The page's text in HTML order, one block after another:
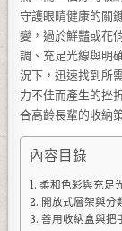
守護眼睛健康的關
變，過於鮮豔或花
調、充足光線與明
況下，迅速找到所
力不佳而產生的挫
合高齡長輩的收納
內容目錄
柔和色彩與充足
開放式層架與分
善用收納盒與把